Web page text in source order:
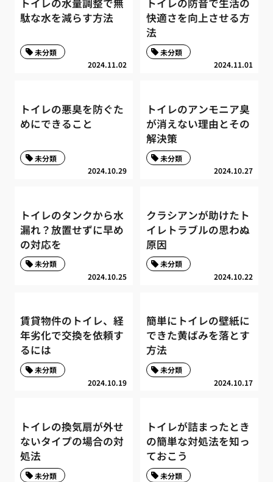
トイレの水量調整で無
駄な水を減らす方法
2024.11.02
未分類
トイレの防音で生活の
快適さを向上させる方
法
2024.11.01
未分類
トイレの悪臭を防ぐた
めにできること
2024.10.29
未分類
トイレのアンモニア臭
が消えない理由とその
解決策
2024.10.27
未分類
トイレのタンクから水
漏れ？放置せずに早め
の対応を
2024.10.25
未分類
クラシアンが助けたト
イレトラブルの思わぬ
原因
2024.10.22
未分類
賃貸物件のトイレ、経
年劣化で交換を依頼す
るには
2024.10.19
未分類
簡単にトイレの壁紙に
できた黄ばみを落とす
方法
2024.10.17
未分類
トイレの換気扇が外せ
ないタイプの場合の対
処法
未分類
トイレが詰まったとき
の簡単な対処法を知っ
ておこう
未分類